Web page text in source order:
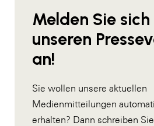
Melden Sie
unseren
an!
Sie wollen unsere aktuellen
Medienmitteilungen
erhalten? Dann schreiben